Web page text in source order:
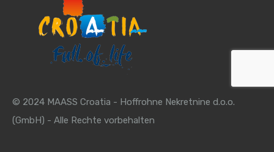
© 2024 MAASS Croatia - Hoffrohne Nekretnine d.o.o.
(GmbH) - Alle Rechte vorbehalten